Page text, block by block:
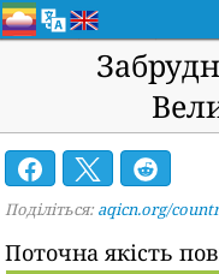
Поділіться: aqicn.org/
Поточна якість